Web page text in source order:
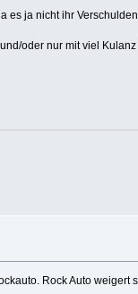
es ja nicht ihr
oder nur mit viel
Rock Auto